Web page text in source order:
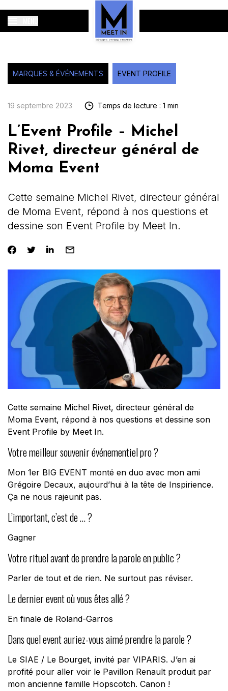
MARQUES & ÉVÉNEMENTS EVENT PROFILE
19 septembre 2023 Temps de lecture : 1 min
L’Event Profile – Michel
Rivet, directeur général de
Moma Event ​
Cette semaine Michel Rivet, directeur général
de Moma Event, répond à nos questions et
dessine son Event Profile by Meet In.
Cette semaine Michel Rivet, directeur général de
Moma Event, répond à nos questions et dessine son
Event Profile by Meet In.
Votre meilleur souvenir événementiel pro ?
Mon 1er BIG EVENT monté en duo avec mon ami
Grégoire Decaux, aujourd’hui à la tête de Inspirience.
Ça ne nous rajeunit pas.
L’important, c’est de … ?
Gagner
Votre rituel avant de prendre la parole en public ?
Parler de tout et de rien. Ne surtout pas réviser.
Le dernier event où vous êtes allé ?
En finale de Roland-Garros
Dans quel event auriez-vous aimé prendre la parole ?
Le SIAE / Le Bourget, invité par VIPARIS. J’en ai
profité pour aller voir le Pavillon Renault produit par
mon ancienne famille Hopscotch. Canon !